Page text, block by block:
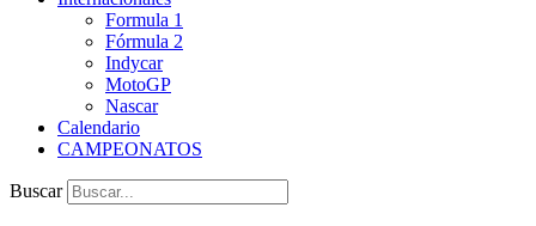
Formula 1
Fórmula 2
Indycar
MotoGP
Nascar
Calendario
CAMPEONATOS
Buscar